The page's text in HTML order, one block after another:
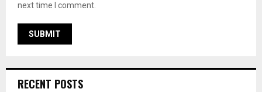
next time I comment.
RECENT POSTS